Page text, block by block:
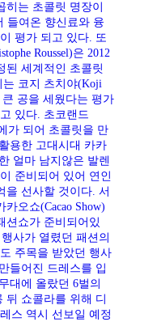
는 초콜릿 명장이
들여온 향신료와 융
평가 되고 있다. 또
Roussel)은 2012
된 세계적인 초콜릿
는 코지 츠치야(Koji
공을 세웠다는 평가
있다. 초코랜드
가 되어 초콜릿을 만
용한 고대시대 카카
얼마 남지않은 발렌
준비되어 있어 연인
을 선사할 것이다. 서
오쇼(Cacao Show)
션쇼가 준비되어있
사가 열렸던 패션의
주목을 받았던 행사
들어진 드레스를 입
대에 올랐던 6벌의
뒤 쇼콜라를 위해 디
스 역시 선보일 예정